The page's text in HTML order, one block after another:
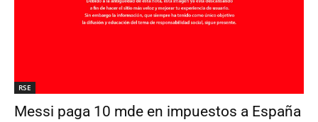
RSE
Messi paga 10 mde en impuestos a España